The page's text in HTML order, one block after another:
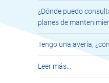
¿Dónde puedo
planes de
Tengo una avería,
Leer más…